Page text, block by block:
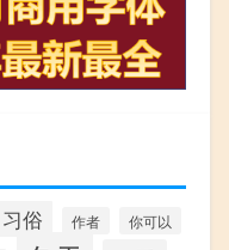
习俗 作者 你可以